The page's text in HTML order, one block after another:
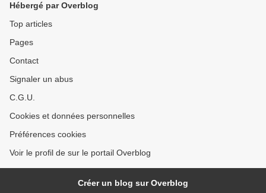
Hébergé par Overblog
Top articles
Pages
Contact
Signaler un abus
C.G.U.
Cookies et données personnelles
Préférences cookies
Voir le profil de sur le portail Overblog
Créer un blog sur Overblog